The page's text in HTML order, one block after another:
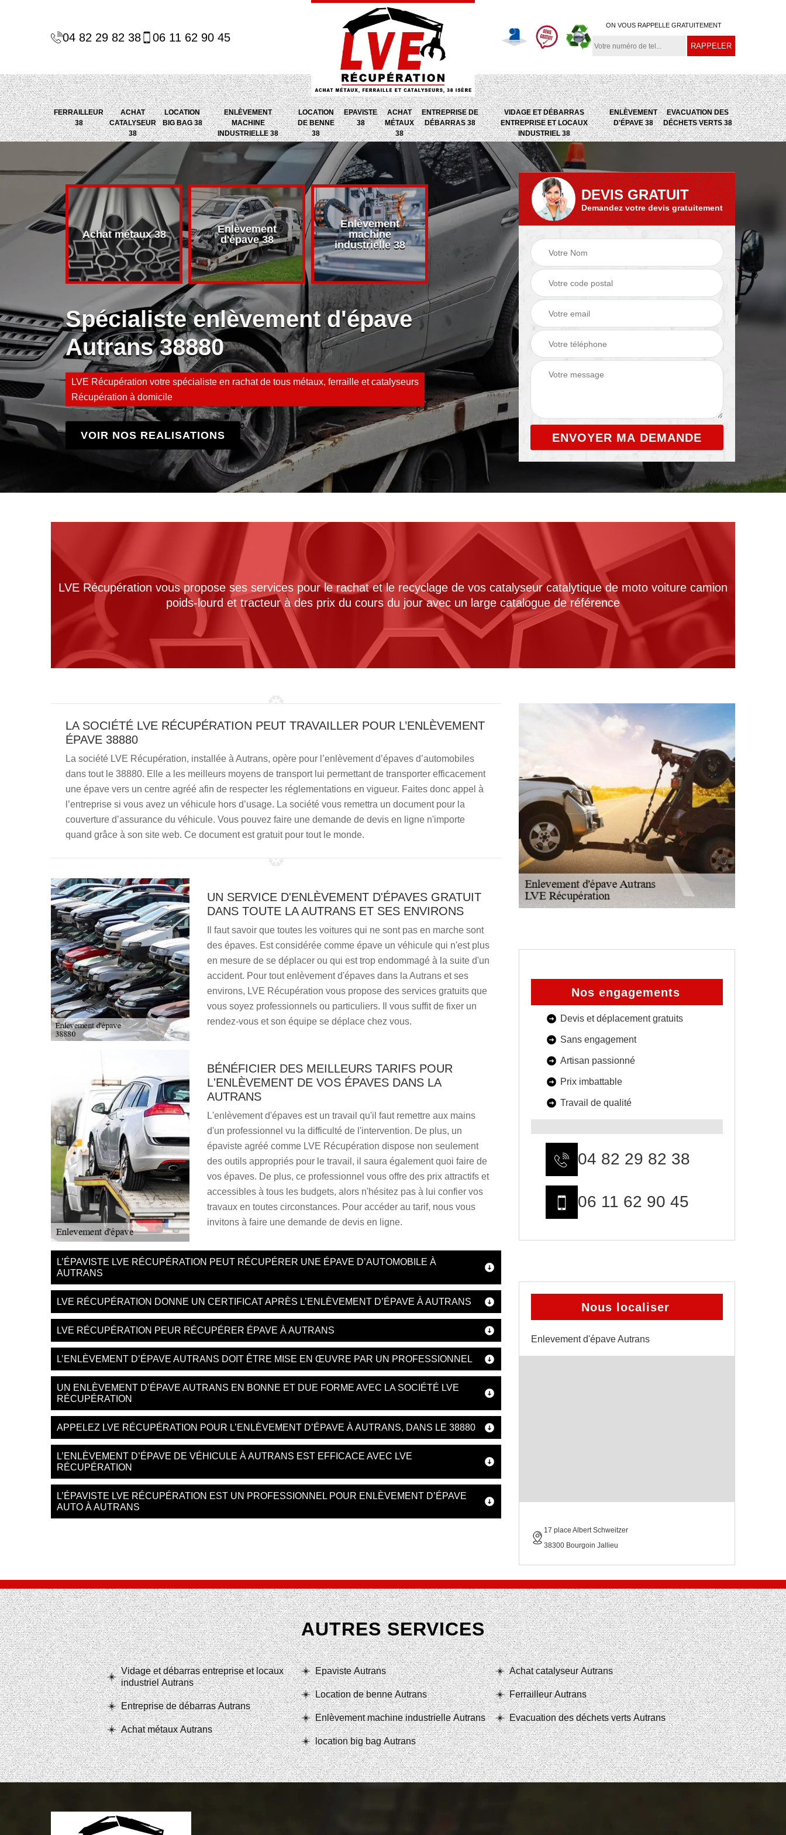
04 82 29 82 38 06 11 62 90 45
ON VOUS RAPPELLE GRATUITEMENT
FERRAILLEUR
38
ACHAT
CATALYSEUR
38
LOCATION
BIG BAG 38
ENLÈVEMENT
MACHINE
INDUSTRIELLE 38
LOCATION
DE BENNE
38
EPAVISTE
38
ACHAT
MÉTAUX
38
ENTREPRISE DE
DÉBARRAS 38
VIDAGE ET DÉBARRAS
ENTREPRISE ET LOCAUX
INDUSTRIEL 38
ENLÈVEMENT
D'ÉPAVE 38
EVACUATION DES
DÉCHETS VERTS 38
38 Achat métaux 38
Enlèvement
d'épave 38
Enlèvement
machine
industrielle 38
Entreprise de
débarras 38
Evacuation des
déchets verts 38
Spécialiste enlèvement d'épave
Autrans 38880
LVE Récupération votre spécialiste en rachat de tous métaux, ferraille et catalyseurs
Récupération à domicile
VOIR NOS REALISATIONS
DEVIS GRATUIT
Demandez votre devis gratuitement
LVE Récupération vous propose ses services pour le rachat et le recyclage de vos catalyseur catalytique de moto voiture camion
poids-lourd et tracteur à des prix du cours du jour avec un large catalogue de référence
LA SOCIÉTÉ LVE RÉCUPÉRATION PEUT TRAVAILLER POUR L’ENLÈVEMENT
ÉPAVE 38880
La société LVE Récupération, installée à Autrans, opère pour l’enlèvement d’épaves d’automobiles
dans tout le 38880. Elle a les meilleurs moyens de transport lui permettant de transporter efficacement
une épave vers un centre agréé afin de respecter les réglementations en vigueur. Faites donc appel à
l’entreprise si vous avez un véhicule hors d’usage. La société vous remettra un document pour la
couverture d’assurance du véhicule. Vous pouvez faire une demande de devis en ligne n'importe
quand grâce à son site web. Ce document est gratuit pour tout le monde.
UN SERVICE D'ENLÈVEMENT D'ÉPAVES GRATUIT
DANS TOUTE LA AUTRANS ET SES ENVIRONS
Il faut savoir que toutes les voitures qui ne sont pas en marche sont
des épaves. Est considérée comme épave un véhicule qui n'est plus
en mesure de se déplacer ou qui est trop endommagé à la suite d'un
accident. Pour tout enlèvement d'épaves dans la Autrans et ses
environs, LVE Récupération vous propose des services gratuits que
vous soyez professionnels ou particuliers. Il vous suffit de fixer un
rendez-vous et son équipe se déplace chez vous.
BÉNÉFICIER DES MEILLEURS TARIFS POUR
L'ENLÈVEMENT DE VOS ÉPAVES DANS LA
AUTRANS
L'enlèvement d'épaves est un travail qu'il faut remettre aux mains
d'un professionnel vu la difficulté de l'intervention. De plus, un
épaviste agréé comme LVE Récupération dispose non seulement
des outils appropriés pour le travail, il saura également quoi faire de
vos épaves. De plus, ce professionnel vous offre des prix attractifs et
accessibles à tous les budgets, alors n'hésitez pas à lui confier vos
travaux en toutes circonstances. Pour accéder au tarif, nous vous
invitons à faire une demande de devis en ligne.
L’ÉPAVISTE LVE RÉCUPÉRATION PEUT RÉCUPÉRER UNE ÉPAVE D’AUTOMOBILE À
AUTRANS
LVE RÉCUPÉRATION DONNE UN CERTIFICAT APRÈS L’ENLÈVEMENT D’ÉPAVE À AUTRANS
LVE RÉCUPÉRATION PEUR RÉCUPÉRER ÉPAVE À AUTRANS
L’ENLÈVEMENT D’ÉPAVE AUTRANS DOIT ÊTRE MISE EN ŒUVRE PAR UN PROFESSIONNEL
UN ENLÈVEMENT D’ÉPAVE AUTRANS EN BONNE ET DUE FORME AVEC LA SOCIÉTÉ LVE
RÉCUPÉRATION
APPELEZ LVE RÉCUPÉRATION POUR L’ENLÈVEMENT D’ÉPAVE À AUTRANS, DANS LE 38880
L’ENLÈVEMENT D’ÉPAVE DE VÉHICULE À AUTRANS EST EFFICACE AVEC LVE
RÉCUPÉRATION
L’ÉPAVISTE LVE RÉCUPÉRATION EST UN PROFESSIONNEL POUR ENLÈVEMENT D’ÉPAVE
AUTO À AUTRANS
Nos engagements
Devis et déplacement gratuits
Sans engagement
Artisan passionné
Prix imbattable
Travail de qualité
04 82 29 82 38
06 11 62 90 45
Nous localiser
Enlevement d'épave Autrans
17 place Albert Schweitzer
38300 Bourgoin Jallieu
AUTRES SERVICES
Vidage et débarras entreprise et locaux
industriel Autrans
Entreprise de débarras Autrans
Achat métaux Autrans
Epaviste Autrans
Location de benne Autrans
Enlèvement machine industrielle Autrans
location big bag Autrans
Achat catalyseur Autrans
Ferrailleur Autrans
Evacuation des déchets verts Autrans